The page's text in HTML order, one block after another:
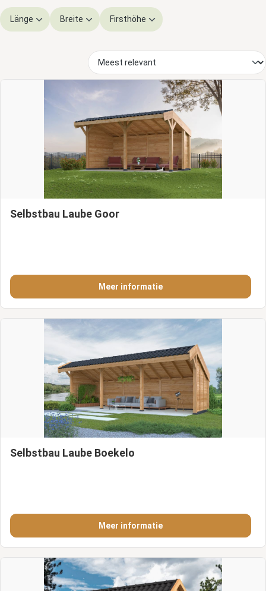
Länge Breite Firsthöhe
Selbstbau Laube Goor
Meer informatie
Selbstbau Laube Boekelo
Meer informatie